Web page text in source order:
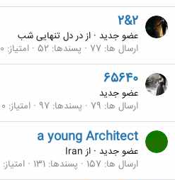
2&2
عضو جدید · ازدر دل تنهایی شب
ارسال ها 77 پسندها 52 امتیاز 0
65640
عضو جدید
ارسال ها 79 پسندها 97 امتیاز 0
a young Architect
عضو جدید · از Iran
ارسال ها 157 پسندها 131 امتیاز